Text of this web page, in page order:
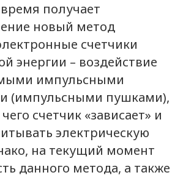
получает
новый метод
счетчики
энергии – воздействие
импульсными
(импульсными пушками),
счетчик «зависает» и
электрическую
на текущий момент
данного метода, а также